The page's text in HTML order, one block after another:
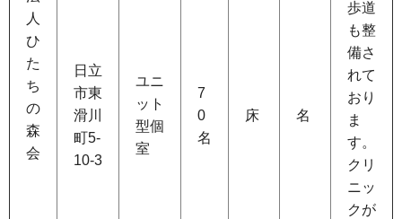
人
ひ
た
ち
の
森
会
歩道
も整
備さ
れて
おり
ま
す。
クリ
ニッ
クが
日立
市東
滑川
町5-
10-3
ユニ
ット
型個
室
7
0
名
床 名